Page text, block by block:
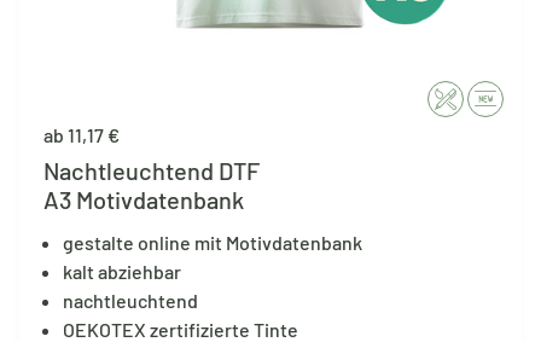
ab 11,17 €
Nachtleuchtend DTF
A3 Motivdatenbank
gestalte online mit Motivdatenbank
kalt abziehbar
nachtleuchtend
OEKOTEX zertifizierte Tinte